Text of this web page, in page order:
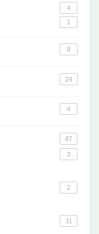
4
1
8
24
4
87
3
2
11